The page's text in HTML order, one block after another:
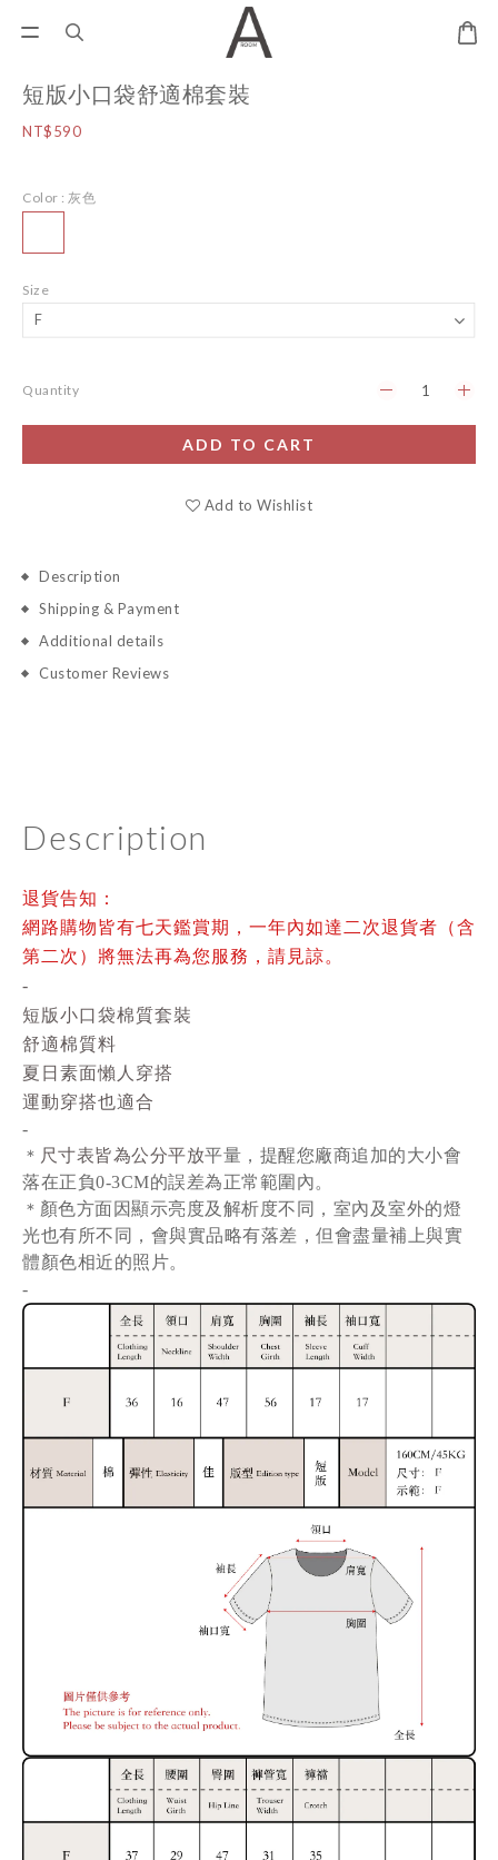
短版小口袋舒適棉套裝
NT$590
Color : 灰色
Size
Quantity
ADD TO CART
Add to Wishlist
Description
Shipping & Payment
Additional details
Customer Reviews
Description
退貨告知：
網路購物皆有七天鑑賞期，一年內如達二次退貨者（含
第二次）將無法再為您服務，請見諒。
-
短版小口袋棉質套裝
舒適棉質料
夏日素面懶人穿搭
運動穿搭也適合
-
＊ 尺寸表皆為公分平放平量 ，提醒您廠商追加的大小會
落在正負0-3CM的誤差為正常範圍內。
＊ 顏色方面因顯示亮度及解析度不同，室內及室外的燈
光也有所不同，會與實品略有落差，但會盡量補上與實
體顏色相近的照片。
-